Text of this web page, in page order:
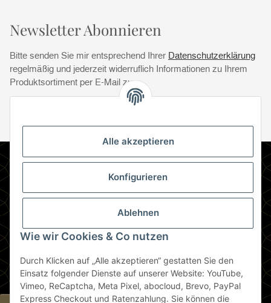
Alle akzeptieren
Konfigurieren
Ablehnen
Wie wir Cookies & Co nutzen
Durch Klicken auf „Alle akzeptieren“ gestatten Sie den
Einsatz folgender Dienste auf unserer Website: YouTube,
Vimeo, ReCaptcha, Meta Pixel, abocloud, Brevo, PayPal
Express Checkout und Ratenzahlung. Sie können die
Newsletter Abonnieren
Bitte senden Sie mir entsprechend Ihrer Datenschutzerklärung
regelmäßig und jederzeit widerruflich Informationen zu Ihrem
Produktsortiment per E-Mail zu.
Newsletter Abonnieren
Gesetzliche Informationen
Zahlungsmethoden
Berlin